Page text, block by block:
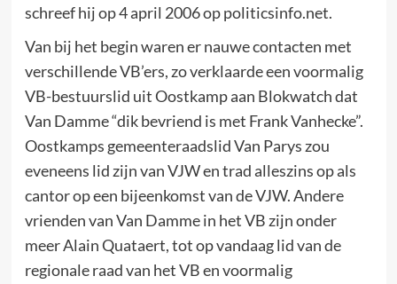
schreef hij op 4 april 2006 op politicsinfo.net.
Van bij het begin waren er nauwe contacten met
verschillende VB’ers, zo verklaarde een voormalig
VB-bestuurslid uit Oostkamp aan Blokwatch dat
Van Damme “dik bevriend is met Frank Vanhecke”.
Oostkamps gemeenteraadslid Van Parys zou
eveneens lid zijn van VJW en trad alleszins op als
cantor op een bijeenkomst van de VJW. Andere
vrienden van Van Damme in het VB zijn onder
meer Alain Quataert, tot op vandaag lid van de
regionale raad van het VB en voormalig